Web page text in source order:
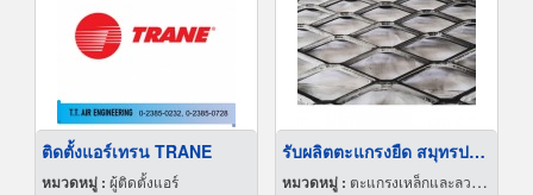
ติดตั้งแอร์เทรน TRANE
หมวดหมู่ : ผู้ติดตั้งแอร์
รับผลิตตะแกรงยืด สมุทรปราการ
หมวดหมู่ : ตะแกรงเหล็กและลวดตาข่าย